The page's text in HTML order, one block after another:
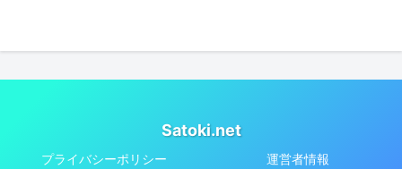
Satoki.net
プライバシーポリシー
運営者情報